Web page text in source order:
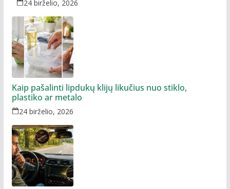
24 birželio, 2026
Kaip pašalinti lipdukų klijų likučius nuo stiklo,
plastiko ar metalo
24 birželio, 2026